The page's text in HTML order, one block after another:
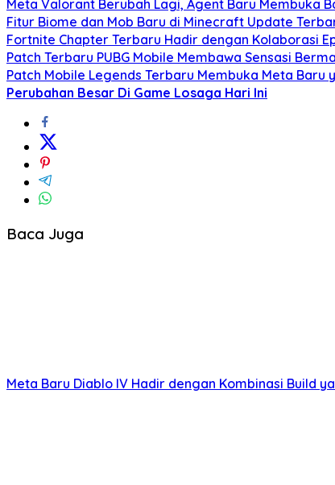
Meta Valorant Berubah Lagi, Agent Baru Membuka
Fitur Biome dan Mob Baru di Minecraft Update
Fortnite Chapter Terbaru Hadir dengan Kolaborasi
Patch Terbaru PUBG Mobile Membawa Sensasi
Patch Mobile Legends Terbaru Membuka Meta Baru
Perubahan Besar Di Game Losaga Hari Ini
Baca Juga
Meta Baru Diablo IV Hadir dengan Kombinasi Build